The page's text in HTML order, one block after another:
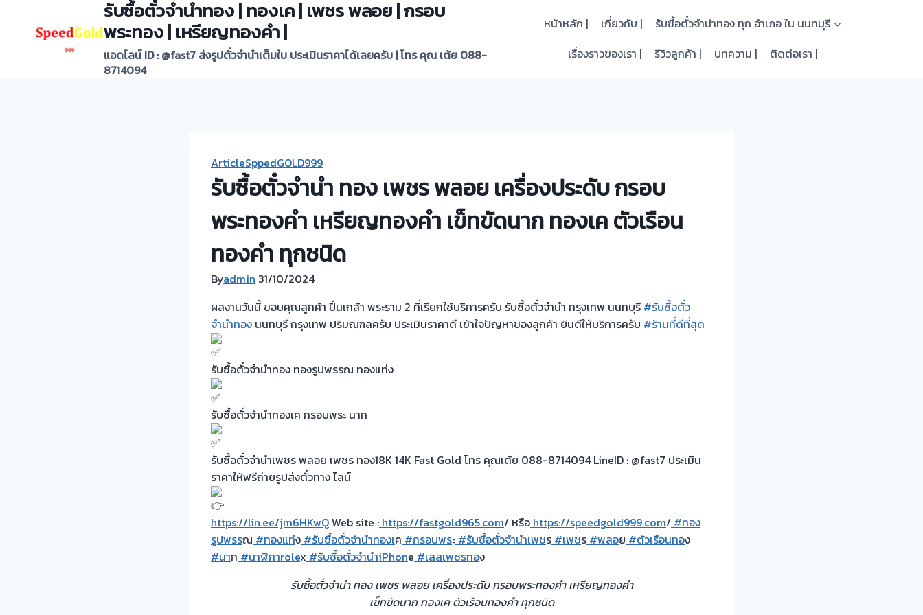
content
รับซื้อตั๋วจำนำทอง | ทองเค | เพชร พลอย | กรอบ
พระทอง | เหรียญทองคำ |
แอดไลน์ ID : @fast7 ส่งรูปตั๋วจำนำเต็มใบ ประเมินราคาได้เลยครับ | โทร คุณ เต้ย 088-
8714094
หน้าหลัก | เกี่ยวกับ |
รับซื้อตั๋วจำนำทอง ทุก อำเภอ ใน นนทบุรี
เรื่องราวของเรา |
รีวิวลูกค้า | บทความ | ติดต่อเรา |
ArticleSppedGOLD999
รับซื้อตั๋วจำนำ ทอง เพชร พลอย เครื่องประดับ กรอบ
พระทองคำ เหรียญทองคำ เข็ทขัดนาก ทองเค ตัวเรือน
ทองคำ ทุกชนิด
Byadmin 31/10/2024
ผลงานวันนี้ ขอบคุณลูกค้า ปิ่นเกล้า พระราม 2 ที่เรียกใช้บริการครับ รับซื้อตั๋วจำนำ กรุงเทพ นนทบุรี #รับซื้อตั๋ว
จำนำทอง นนทบุรี กรุงเทพ ปริมณฑลครับ ประเมินราคาดี เข้าใจปัญหาของลูกค้า ยินดีให้บริการครับ #ร้านที่ดีที่สุด
รับซื้อตั๋วจำนำทอง ทองรูปพรรณ ทองแท่ง
รับซื้อตั๋วจำนำทองเค กรอบพระ นาก
รับซื้อตั๋วจำนำเพชร พลอย เพชร ทอง18K 14K Fast Gold โทร คุณเต้ย 088-8714094 LineID : @fast7 ประเมิน
ราคาให้ฟรีถ่ายรูปส่งตั๋วทาง ไลน์
https://lin.ee/jm6HKwQWeb site : https://fastgold965.com/ หรือ https://speedgold999.com/ #ทอง
รูปพรรณ #ทองแท่ง #รับซื้อตั๋วจำนำทองเค #กรอบพระ #รับซื้อตั๋วจำนำเพชร #เพชร #พลอย #ตัวเรือนทอง
#นาก #นาฬิกาrolex #รับซื้อตั๋วจำนำiPhone #เลสเพชรทอง
รับซื้อตั๋วจำนำ ทอง เพชร พลอย เครื่องประดับ กรอบพระทองคำ เหรียญทองคำ
เข็ทขัดนาก ทองเค ตัวเรือนทองคำ ทุกชนิด